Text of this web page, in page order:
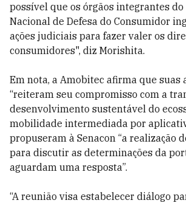
possível que os órgãos integrantes do
Nacional de Defesa do Consumidor
ações judiciais para fazer valer os
consumidores", diz Morishita.
Em nota, a Amobitec afirma que suas
“reiteram seu compromisso com a
desenvolvimento sustentável do
mobilidade intermediada por
propuseram à Senacon “a realização
para discutir as determinações da
aguardam uma resposta”.
“A reunião visa estabelecer diálogo